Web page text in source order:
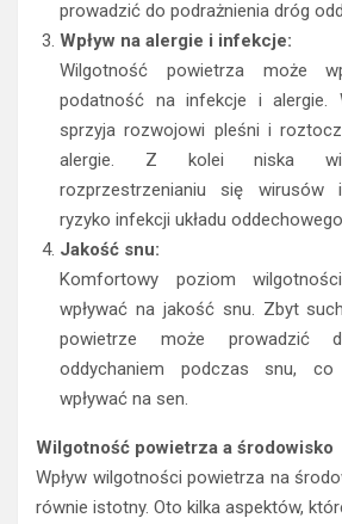
prowadzić do podrażnienia dróg
Wpływ na alergie i infekcje:
Wilgotność powietrza może
podatność na infekcje i alergie.
sprzyja rozwojowi pleśni i
alergie. Z kolei niska
rozprzestrzenianiu się
ryzyko infekcji układu
Jakość snu:
Komfortowy poziom
wpływać na jakość snu. Zbyt
powietrze może prowadzić
oddychaniem podczas snu, co
wpływać na sen.
Wilgotność powietrza a środowisko
Wpływ wilgotności powietrza na
równie istotny. Oto kilka aspektów,